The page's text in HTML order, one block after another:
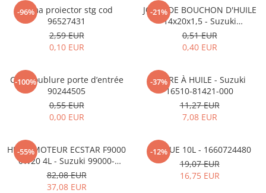
MOVANO
TIGRA-B 2004-2009
VIVARO
ZAFIRA
Mazda CX-80 KL
SX4 S-CROSS Hybrid 48V 2020-
prezent
S-CROSS HYBRID 48V 2022-prezent
VITARA Hybrid 48V 2020-prezent
VITARA Strong Hybrid 140V 2022-
SPARK M300 2010-2018
-96%
Rama proiector stg cod
96527431
2,59 EUR
0,10 EUR
-21%
JOINT DE BOUCHON D'HUILE
14x20x1,5 - Suzuki
09168M14015-000
0,51 EUR
0,40 EUR
-100%
Clip doublure porte d’entrée
90244505
0,55 EUR
0,00 EUR
-37%
FILTRE À HUILE - Suzuki
16510-81421-000
11,27 EUR
7,08 EUR
-55%
HUILE MOTEUR ECSTAR F9000
0W20 4L - Suzuki 99000-
21E20-047
82,08 EUR
37,08 EUR
-12%
ADBLUE 10L - 1660724480
19,07 EUR
16,75 EUR